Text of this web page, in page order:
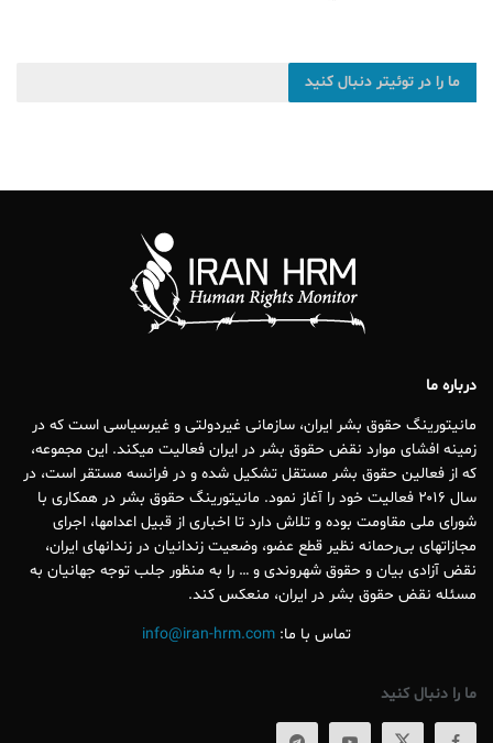
ما را در توئیتر دنبال کنید
درباره ما
مانیتورینگ حقوق بشر ایران، سازمانی غیردولتی و غیرسیاسی است که در
زمینه افشای موارد نقض حقوق بشر در ایران فعالیت میکند. این مجموعه،
که از فعالین حقوق بشر مستقل تشکیل شده و در فرانسه مستقر است، در
سال ۲۰۱۶ فعالیت خود را آغاز نمود. مانیتورینگ حقوق بشر در همکاری با
شورای ملی مقاومت بوده و تلاش دارد تا اخباری از قبیل اعدامها، اجرای
مجازاتهای بی‌رحمانه نظیر قطع عضو، وضعیت زندانیان در زندانهای ایران،
نقض آزادی بیان و حقوق شهروندی و … را به منظور جلب توجه جهانیان به
مسئله نقض حقوق بشر در ایران، منعکس کند.
تماس با ما: info@iran-hrm.com
ما را دنبال کنید